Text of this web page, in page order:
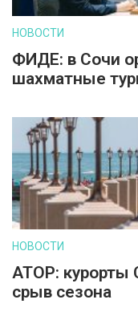
НОВОСТИ
ФИДЕ: в Сочи
шахматные
НОВОСТИ
АТОР: курорты
срыв сезона